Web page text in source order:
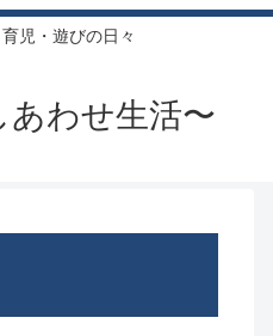
児・遊びの日々
わせ生活〜